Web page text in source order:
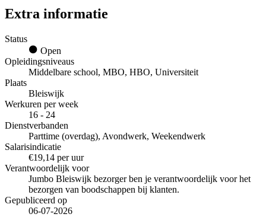
Extra informatie
Status
Open
Opleidingsniveaus
Middelbare school, MBO, HBO, Universiteit
Plaats
Bleiswijk
Werkuren per week
16 - 24
Dienstverbanden
Parttime (overdag), Avondwerk, Weekendwerk
Salarisindicatie
€19,14 per uur
Verantwoordelijk voor
Jumbo Bleiswijk bezorger ben je verantwoordelijk voor het
bezorgen van boodschappen bij klanten.
Gepubliceerd op
06-07-2026